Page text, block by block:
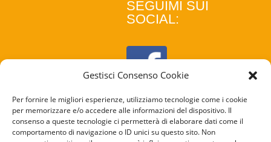
Gestisci Consenso Cookie
Per fornire le migliori esperienze, utilizziamo tecnologie come i cookie
per memorizzare e/o accedere alle informazioni del dispositivo. Il
consenso a queste tecnologie ci permetterà di elaborare dati come il
comportamento di navigazione o ID unici su questo sito. Non
SEGUIMI SUI
SOCIAL: